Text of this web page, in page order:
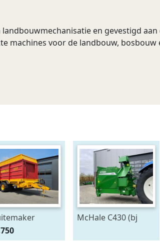
en gevestigd
machines voor de landbouw,
135
silagewagen
McHale C430 (bj